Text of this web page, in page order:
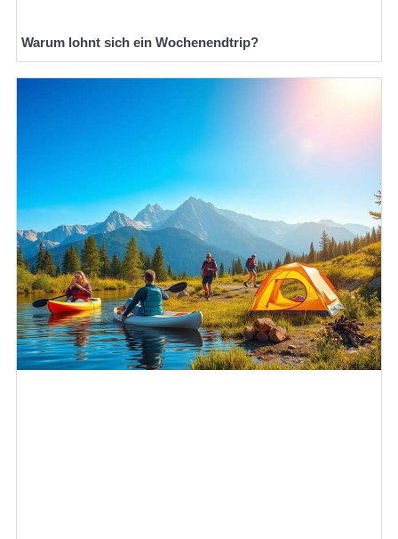
Warum lohnt sich ein Wochenendtrip?